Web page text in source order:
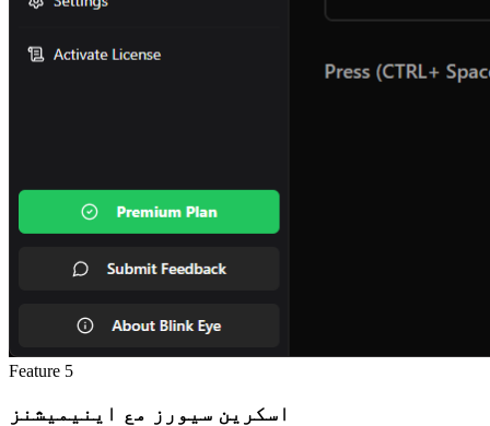
Feature 5
اسکرین سیورز مع اینیمیشنز